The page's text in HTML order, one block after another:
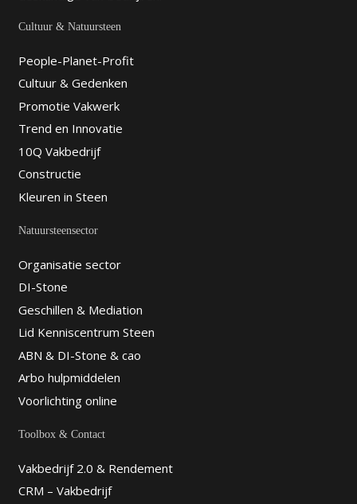
Cultuur & Natuursteen
People-Planet-Profit
Cultuur & Gedenken
Promotie Vakwerk
Trend en Innovatie
10Q Vakbedrijf
Constructie
Kleuren in Steen
Natuursteensector
Organisatie sector
DI-Stone
Geschillen & Mediation
Lid Kenniscentrum Steen
ABN & DI-Stone & cao
Arbo hulpmiddelen
Voorlichting online
Toolbox & Contact
Vakbedrijf 2.0 & Rendement
CRM – Vakbedrijf